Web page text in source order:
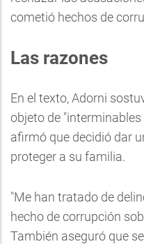
cometió hechos de
Las razones
En el texto, Adorni
objeto de
afirmó que decidió dar
proteger a su familia.
"Me han tratado de
hecho de corrupción
También aseguró que